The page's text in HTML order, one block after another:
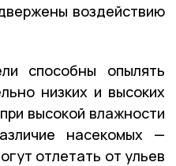
воздействию
способны опылять
низких и высоких
высокой влажности
насекомых —
отлетать от ульев